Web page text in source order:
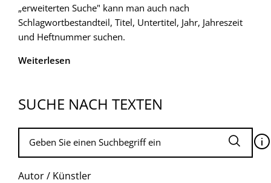
„erweiterten Suche" kann man auch nach
Schlagwortbestandteil, Titel, Untertitel, Jahr, Jahreszeit
und Heftnummer suchen.
Weiterlesen
SUCHE NACH TEXTEN
🛈
Autor / Künstler